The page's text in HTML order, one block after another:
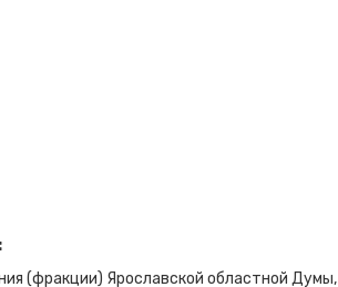
(фракции) Ярославской областной Думы,